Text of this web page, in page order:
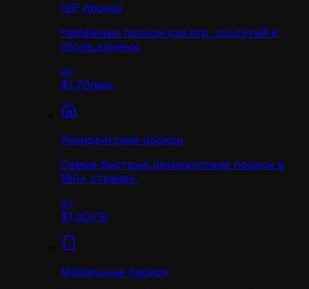
ISP прокси
Надёжные прокси для игр, соцсетей и
сбора данных.
от
$1.70/мес
Резидентские прокси
Самые быстрые резидентские прокси в
190+ странах.
от
$1.00/ГБ
Мобильные прокси